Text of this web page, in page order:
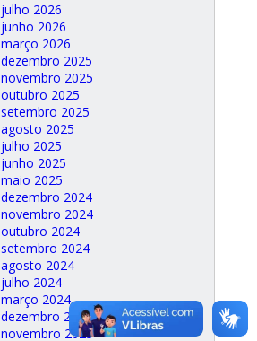
julho 2026
junho 2026
março 2026
dezembro 2025
novembro 2025
outubro 2025
setembro 2025
agosto 2025
julho 2025
junho 2025
maio 2025
dezembro 2024
novembro 2024
outubro 2024
setembro 2024
agosto 2024
julho 2024
março 2024
dezembro 2023
novembro 2023